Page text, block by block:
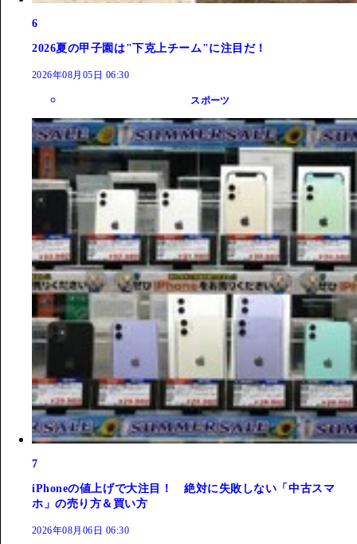
6
2026夏の甲子園は"下克上チーム"に注目だ！
2026年08月05日 06:30
スポーツ
7
iPhoneの値上げで大注目！ 絶対に失敗しない「中古スマ
ホ」の売り方＆買い方
2026年08月06日 06:30